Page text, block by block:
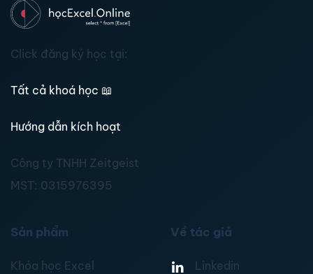
Click đăng ký học tại:
Tất cả khoá học 📖
Hướng dẫn kích hoạt
Công ty TNHH Zeitgeist
MST: 0315976395
Sản phẩm
Khóa học Excel
Về tác giả
Linkedin